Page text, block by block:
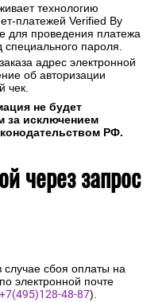
технологию
платежей Verified By
для проведения платежа
специального пароля.
адрес электронной
об авторизации
чек.
не будет
за исключением
РФ.
через запрос
сбоя оплаты на
электронной почте
+7(495)128-48-87).